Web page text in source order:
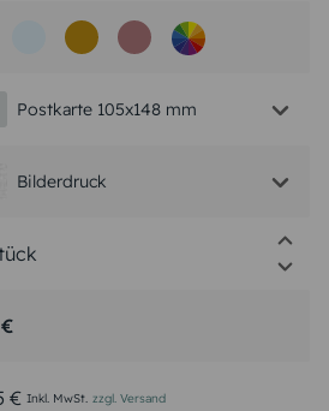
Postkarte 105x148 mm
Bilderdruck
€ Inkl. MwSt. zzgl. Versand